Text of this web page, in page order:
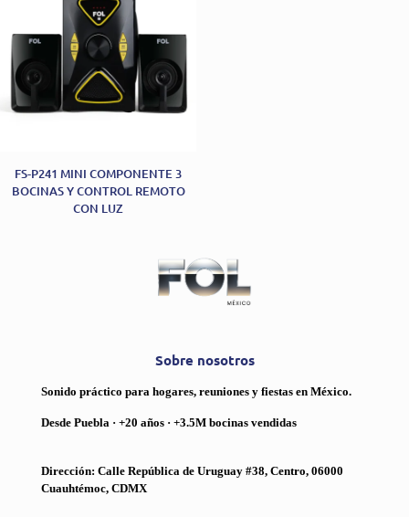
FS-P241 MINI COMPONENTE 3
BOCINAS Y CONTROL REMOTO
CON LUZ
Sobre nosotros
Sonido práctico para hogares, reuniones y fiestas en México.
Desde Puebla · +20 años · +3.5M bocinas vendidas
Dirección: Calle República de Uruguay #38, Centro, 06000
Cuauhtémoc, CDMX